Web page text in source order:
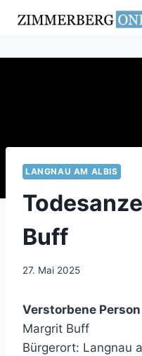
Inhalt
LANGNAU AM ALBIS
Buff
27. Mai 2025
Verstorbene Person
Margrit Buff
Bürgerort: Langnau